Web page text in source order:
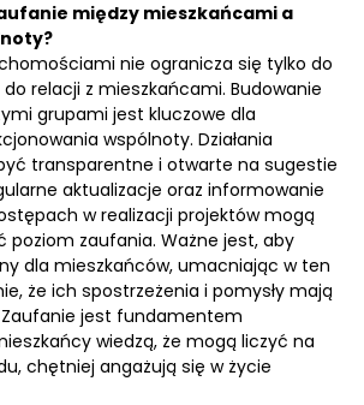
między mieszkańcami a
nie ogranicza się tylko do
relacji z mieszkańcami. Budowanie
grupami jest kluczowe dla
wspólnoty. Działania
transparentne i otwarte na sugestie
aktualizacje oraz informowanie
w realizacji projektów mogą
poziom zaufania. Ważne jest, aby
dla mieszkańców, umacniając w ten
że ich spostrzeżenia i pomysły mają
jest fundamentem
wiedzą, że mogą liczyć na
chętniej angażują się w życie